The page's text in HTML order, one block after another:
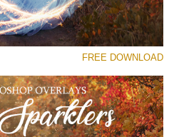
Real Sparklers
(216 Overlays)
Bokeh Collection (650 Overlays)
Large 6000*4000px
FREE DOWNLOAD